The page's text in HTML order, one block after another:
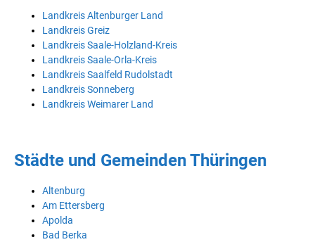
Landkreis Altenburger Land
Landkreis Greiz
Landkreis Saale-Holzland-Kreis
Landkreis Saale-Orla-Kreis
Landkreis Saalfeld Rudolstadt
Landkreis Sonneberg
Landkreis Weimarer Land
Städte und Gemeinden Thüringen
Altenburg
Am Ettersberg
Apolda
Bad Berka